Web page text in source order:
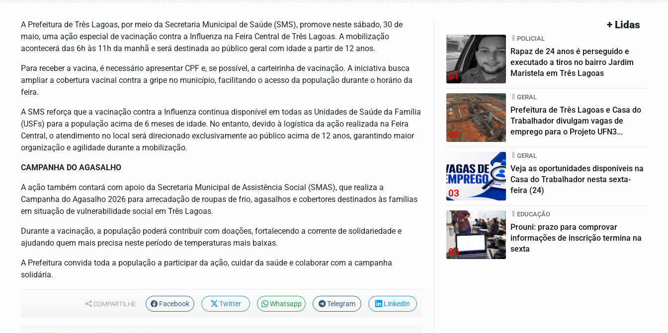
A Prefeitura de Três Lagoas, por meio da Secretaria Municipal de Saúde (SMS), promove neste sábado, 30 de
maio, uma ação especial de vacinação contra a Influenza na Feira Central de Três Lagoas. A mobilização
acontecerá das 6h às 11h da manhã e será destinada ao público geral com idade a partir de 12 anos.
Para receber a vacina, é necessário apresentar CPF e, se possível, a carteirinha de vacinação. A iniciativa busca
ampliar a cobertura vacinal contra a gripe no município, facilitando o acesso da população durante o horário da
feira.
A SMS reforça que a vacinação contra a Influenza continua disponível em todas as Unidades de Saúde da Família
(USFs) para a população acima de 6 meses de idade. No entanto, devido à logística da ação realizada na Feira
Central, o atendimento no local será direcionado exclusivamente ao público acima de 12 anos, garantindo maior
organização e agilidade durante a mobilização.
CAMPANHA DO AGASALHO
A ação também contará com apoio da Secretaria Municipal de Assistência Social (SMAS), que realiza a
Campanha do Agasalho 2026 para arrecadação de roupas de frio, agasalhos e cobertores destinados às famílias
em situação de vulnerabilidade social em Três Lagoas.
Durante a vacinação, a população poderá contribuir com doações, fortalecendo a corrente de solidariedade e
ajudando quem mais precisa neste período de temperaturas mais baixas.
A Prefeitura convida toda a população a participar da ação, cuidar da saúde e colaborar com a campanha
solidária.
COMPARTILHE Facebook Twitter Whatsapp Telegram LinkedIn
+ Lidas
01
POLICIAL
Rapaz de 24 anos é perseguido e
executado a tiros no bairro Jardim
Maristela em Três Lagoas
02
GERAL
Prefeitura de Três Lagoas e Casa do
Trabalhador divulgam vagas de
emprego para o Projeto UFN3...
03
GERAL
Veja as oportunidades disponíveis na
Casa do Trabalhador nesta sexta-
feira (24)
04
EDUCAÇÃO
Prouni: prazo para comprovar
informações de inscrição termina na
sexta